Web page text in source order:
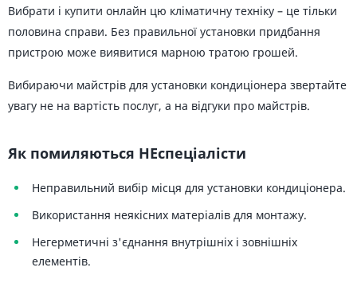
Вибрати і купити онлайн цю кліматичну техніку – це тільки
половина справи. Без правильної установки придбання
пристрою може виявитися марною тратою грошей.
Вибираючи майстрів для установки кондиціонера звертайте
увагу не на вартість послуг, а на відгуки про майстрів.
Як помиляються НЕспеціалісти
Неправильний вибір місця для установки кондиціонера.
Використання неякісних матеріалів для монтажу.
Негерметичні з'єднання внутрішніх і зовнішніх
елементів.